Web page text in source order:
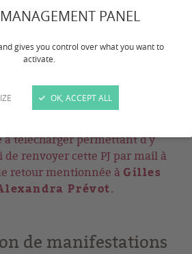
PANEL
gives you control over what you want to
activate.
OK, ACCEPT ALL
participation de diverses nature
scientifiques, mobilités,
collaboratifs).
département STS lance une série
- mars) pour soutenir ces
télécharger permettant d'y
renvoyer cette PJ par mail à
retour mentionnée à Gilles
Prévot.
de manifestations